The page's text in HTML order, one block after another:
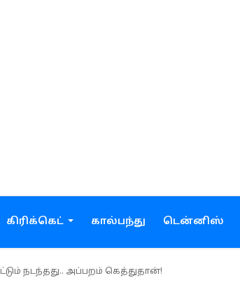
கிரிக்கெட் கால்பந்து டென்னிஸ்
நடந்தது.. அப்பறம் கெத்துதான்!